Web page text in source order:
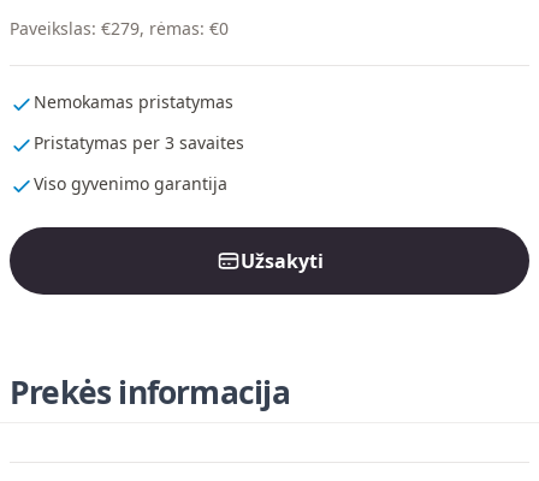
Paveikslas: €279, rėmas: €0
Nemokamas pristatymas
Pristatymas per 3 savaites
Viso gyvenimo garantija
Užsakyti
Prekės informacija